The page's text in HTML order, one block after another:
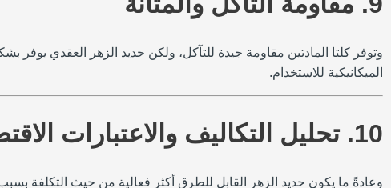
وتوفر كلتا المادتين مقاومة جيدة للتآكل، ولكن حديد الزهر العقدي يوفر
الميكانيكية للاستخدام.
10. تحليل التكاليف والاعتبارات الاقتصادية
وعادةً ما يكون حديد الزهر القابل للطرق أكثر فعالية من حيث التكلفة بسبب